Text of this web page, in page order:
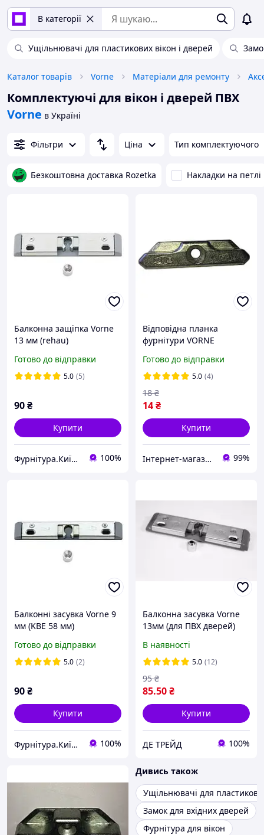
В категорії
Ущільнювачі для пластикових вікон і дверей
Каталог товарів Vorne Матеріали для ремонту
Комплектуючі для вікон і дверей ПВХ
Vorne в Україні
Фільтри Ціна Тип комплектуючого
Безкоштовна доставка Rozetka Накладки на петлі
Балконна защіпка Vorne
13 мм (rehau)
Готово до відправки
5.0 (5)
90₴
Купити
Фурнітура.Київ.Юа 100%
Відповідна планка
фурнітури VORNE
металопластиків вікон 13
система фурнітури
Готово до відправки
5.0 (4)
14₴
18 ₴
Купити
Інтернет-магазин запчастин до вікон, дверей, жалюзі, ролетів "WENTANA" 99%
Балконні засувка Vorne 9
мм (KBE 58 мм)
Готово до відправки
5.0 (2)
90₴
Купити
Фурнітура.Київ.Юа 100%
Балконна засувка Vorne
13мм (для ПВХ дверей)
В наявності
5.0 (12)
85.50₴
95 ₴
Купити
ДЕ ТРЕЙД 100%
Дивись також
Ущільнювачі для
Замок для вхідних дверей
Фурнітура для вікон